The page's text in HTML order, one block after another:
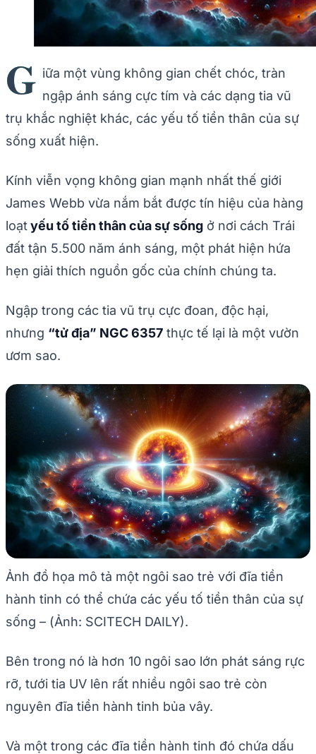
G iữa một vùng không gian chết chóc, tràn
ngập ánh sáng cực tím và các dạng tia vũ
trụ khắc nghiệt khác, các yếu tố tiền thân của sự
sống xuất hiện.
Kính viễn vọng không gian mạnh nhất thế giới
James Webb vừa nắm bắt được tín hiệu của hàng
loạtyếu tố tiền thân của sự sống ở nơi cách Trái
đất tận 5.500 năm ánh sáng, một phát hiện hứa
hẹn giải thích nguồn gốc của chính chúng ta.
Ngập trong các tia vũ trụ cực đoan, độc hại,
nhưng “tử địa” NGC 6357 thực tế lại là một vườn
ươm sao.
Ảnh đồ họa mô tả một ngôi sao trẻ với đĩa tiền
hành tinh có thể chứa các yếu tố tiền thân của sự
sống – (Ảnh: SCITECH DAILY).
Bên trong nó là hơn 10 ngôi sao lớn phát sáng rực
rỡ, tưới tia UV lên rất nhiều ngôi sao trẻ còn
nguyên đĩa tiền hành tinh bủa vây.
Và một trong các đĩa tiền hành tinh đó chứa dấu